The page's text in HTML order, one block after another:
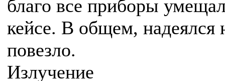
благо все приборы
кейсе. В общем, надеялся
повезло.
Излучение